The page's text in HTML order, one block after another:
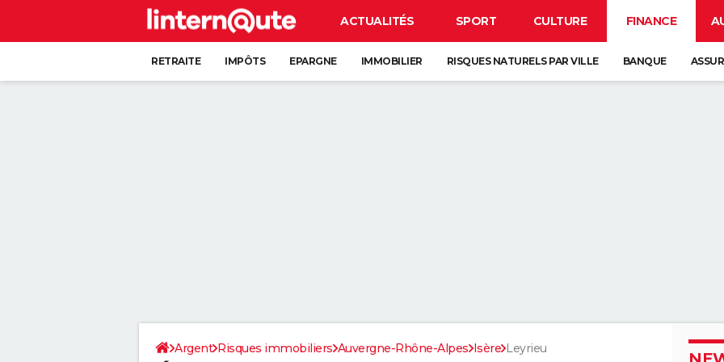
ACTUALITÉS SPORT CULTURE FINANCE
RETRAITE IMPÔTS EPARGNE IMMOBILIER RISQUES NATURELS PAR VILLE BANQUE
Argent Risques immobiliers Auvergne-Rhône-Alpes Isère Leyrieu